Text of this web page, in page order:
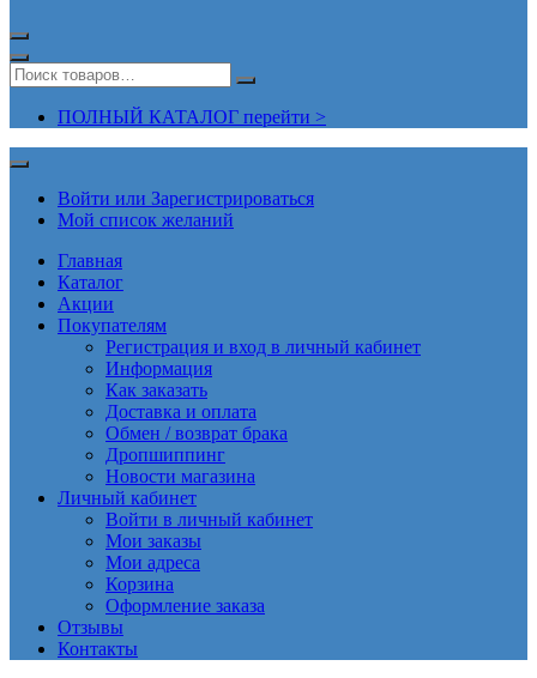
ПОЛНЫЙ КАТАЛОГ перейти >
Войти или Зарегистрироваться
Мой список желаний
Главная
Каталог
Акции
Покупателям
Регистрация и вход в личный кабинет
Информация
Как заказать
Доставка и оплата
Обмен / возврат брака
Дропшиппинг
Новости магазина
Личный кабинет
Войти в личный кабинет
Мои заказы
Мои адреса
Корзина
Оформление заказа
Отзывы
Контакты